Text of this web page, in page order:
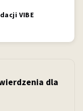
VIBE
dla